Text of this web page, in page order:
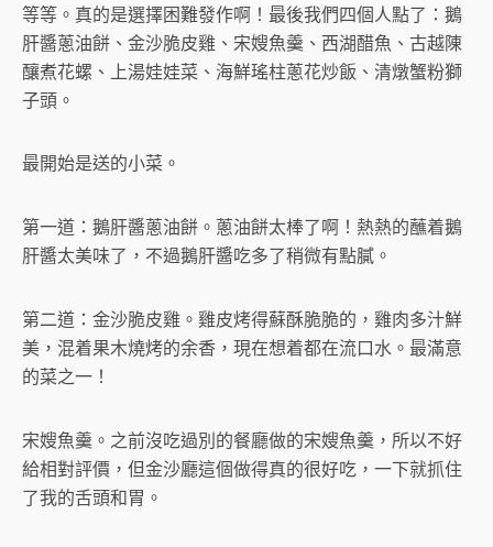
等等。真的是選擇困難發作啊！最後我們四個人點了：鵝
肝醬蔥油餅、金沙脆皮雞、宋嫂魚羹、西湖醋魚、古越陳
釀煮花螺、上湯娃娃菜、海鮮瑤柱蔥花炒飯、清燉蟹粉獅
子頭。
最開始是送的小菜。
第一道：鵝肝醬蔥油餅。蔥油餅太棒了啊！熱熱的蘸着鵝
肝醬太美味了，不過鵝肝醬吃多了稍微有點膩。
第二道：金沙脆皮雞。雞皮烤得蘇酥脆脆的，雞肉多汁鮮
美，混着果木燒烤的余香，現在想着都在流口水。最滿意
的菜之一！
宋嫂魚羹。之前沒吃過別的餐廳做的宋嫂魚羹，所以不好
給相對評價，但金沙廳這個做得真的很好吃，一下就抓住
了我的舌頭和胃。